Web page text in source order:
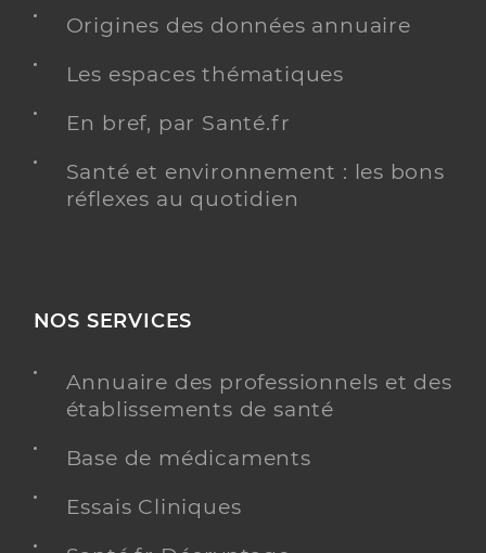
Origines des données annuaire
Les espaces thématiques
En bref, par Santé.fr
Santé et environnement : les bons
réflexes au quotidien
NOS SERVICES
Annuaire des professionnels et des
établissements de santé
Base de médicaments
Essais Cliniques